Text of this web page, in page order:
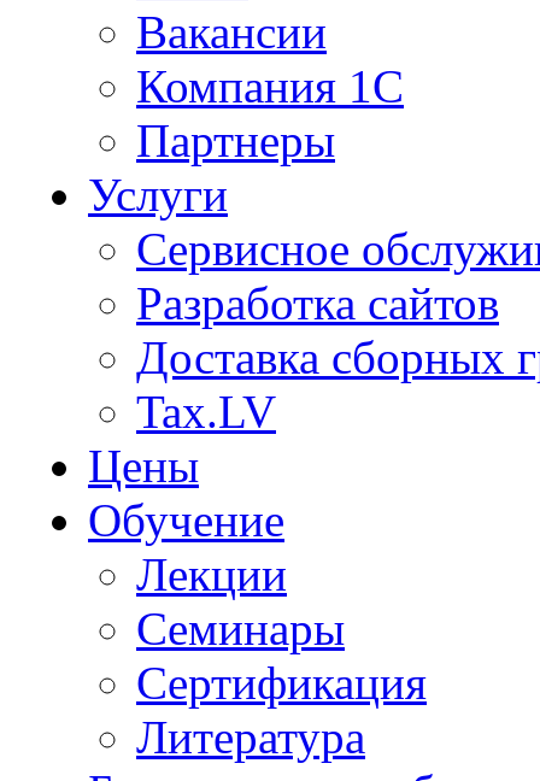
Вакансии
Компания 1С
Партнеры
Услуги
Сервисное
Разработка сайтов
Доставка сборных
Tax.LV
Цены
Обучение
Лекции
Семинары
Сертификация
Литература